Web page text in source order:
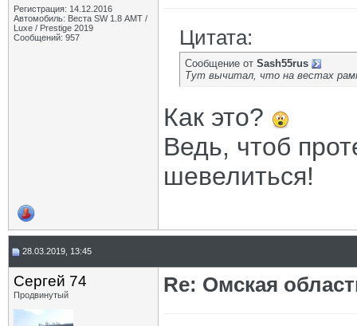
Регистрация: 14.12.2016
Автомобиль: Веста SW 1.8 АМТ /
Luxe / Prestige 2019
Сообщений: 957
Цитата:
Сообщение от Sash55rus
Тут вычитал, что на вестах
Как это?
Ведь, чтоб
шевелиться!
28.03.2019, 13:45
Сергей 74
Продвинутый Re: Омская